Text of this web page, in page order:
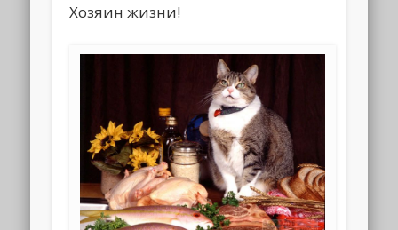
Хозяин жизни!